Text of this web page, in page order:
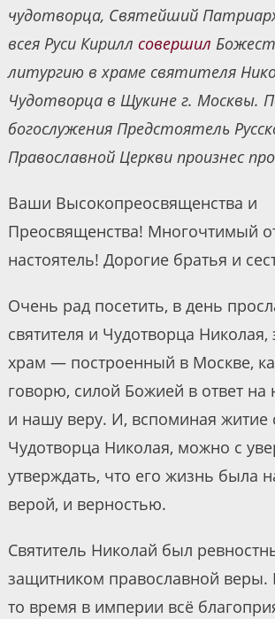
чудотворца, Святейший
всея Руси Кирилл совершил
литургию в храме святителя
Чудотворца в Щукине г. Москвы.
богослужения Предстоятель
Православной Церкви произнес
Ваши Высокопреосвященства и
Преосвященства! Многочтимый
настоятель! Дорогие братья и
Очень рад посетить, в день
святителя и Чудотворца Николая,
храм — построенный в Москве,
говорю, силой Божией в ответ на
и нашу веру. И, вспоминая житие
Чудотворца Николая, можно с
утверждать, что его жизнь была
верой, и верностью.
Святитель Николай был
защитником православной веры.
то время в империи всё